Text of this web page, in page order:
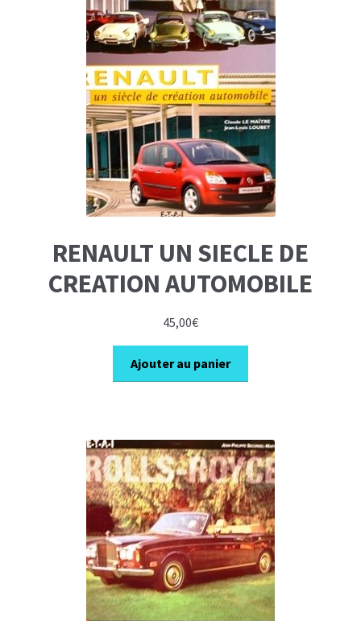
RENAULT UN SIECLE DE
CREATION AUTOMOBILE
45,00€
Ajouter au panier